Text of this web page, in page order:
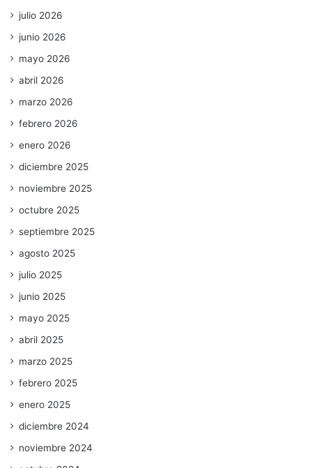
julio 2026
junio 2026
mayo 2026
abril 2026
marzo 2026
febrero 2026
enero 2026
diciembre 2025
noviembre 2025
octubre 2025
septiembre 2025
agosto 2025
julio 2025
junio 2025
mayo 2025
abril 2025
marzo 2025
febrero 2025
enero 2025
diciembre 2024
noviembre 2024